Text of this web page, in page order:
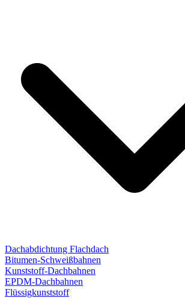
Dachabdichtung Flachdach
Bitumen-Schweißbahnen
Kunststoff-Dachbahnen
EPDM-Dachbahnen
Flüssigkunststoff